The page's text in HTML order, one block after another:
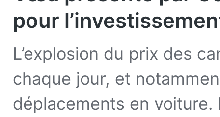
pour
L’explosion du prix des
chaque jour, et
déplacements en